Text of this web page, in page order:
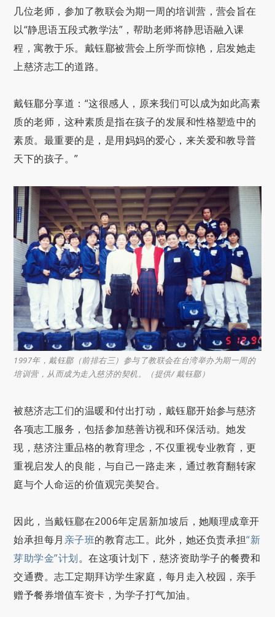
几位老师，参加了教联会为期一周的培训营，营会旨在
以“静思语五段式教学法”，帮助老师将静思语融入课
程，寓教于乐。戴钰郿被营会上所学而惊艳，启发她走
上慈济志工的道路。
戴钰郿分享道：“这很感人，原来我们可以成为如此高素
质的老师，这种素质是指在孩子的发展和性格塑造中的
素质。最重要的是，是用妈妈的爱心，来关爱和教导普
天下的孩子。”
1997年，戴钰郿（前排右三）参与了教联会在台湾举办为期一周的
培训营，从而成为走入慈济的契机。（提供/ 戴钰郿）
被慈济志工们的温暖和付出打动，戴钰郿开始参与慈济
各项志工服务，包括参加慈善访视和环保活动。她发
现，慈济注重品格的教育理念，不仅重视专业教育，更
重视启发人的良能，与自己一路走来，通过教育翻转家
庭与个人命运的价值观完美契合。
因此，当戴钰郿在2006年定居新加坡后，她顺理成章开
始承担每月亲子班的教育志工。此外，她还负责承担“新
芽助学金”计划。在这项计划下，慈济资助学子的餐费和
交通费。志工定期拜访学生家庭，每月走入校园，亲手
赠予餐券增值车资卡，为学子打气加油。